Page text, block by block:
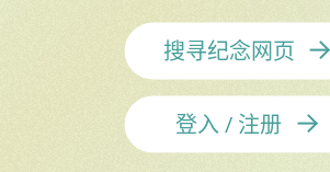
搜寻纪念网页
登入 / 注册